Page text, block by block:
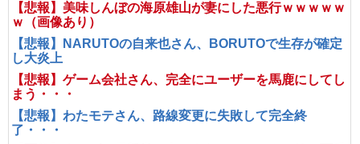
【悲報】美味しんぼの海原雄山が妻にした悪行ｗｗｗｗｗ
ｗ（画像あり）
【悲報】NARUTOの自来也さん、BORUTOで生存が確定
し大炎上
【悲報】ゲーム会社さん、完全にユーザーを馬鹿にしてし
まう・・・
【悲報】わたモテさん、路線変更に失敗して完全終
了・・・